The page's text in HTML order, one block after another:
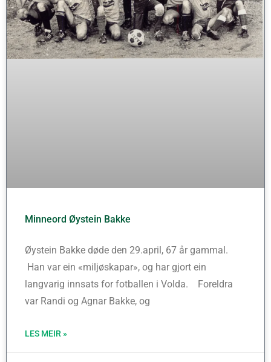
Minneord Øystein Bakke
Øystein Bakke døde den 29.april, 67 år gammal.
Han var ein «miljøskapar», og har gjort ein
langvarig innsats for fotballen i Volda. Foreldra
var Randi og Agnar Bakke, og
LES MEIR »